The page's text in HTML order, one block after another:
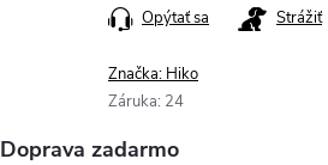
Opýtať sa Strážiť
Značka: Hiko
Záruka: 24
Doprava zadarmo